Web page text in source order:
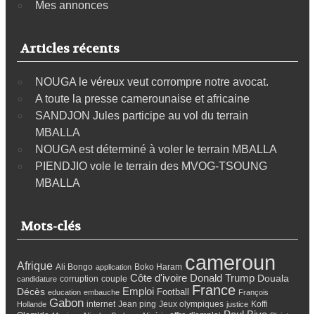
Mes annonces
Articles récents
NOUGA le véreux veut corrompre notre avocat.
A toute la presse camerounaise et africaine
SANDJON Jules participe au vol du terrain
MBALLA
NOUGA est déterminé à voler le terrain MBALLA
PIENDJIO vole le terrain des MVOG-TSOUNG
MBALLA
Mots-clés
Afrique Ali Bongo application Boko Haram cameroun
candidature corruption couple Côte d'ivoire Donald Trump Douala
Décès education embauche Emploi Football France François
Hollande Gabon internet Jean ping Jeux olympiques justice Koffi